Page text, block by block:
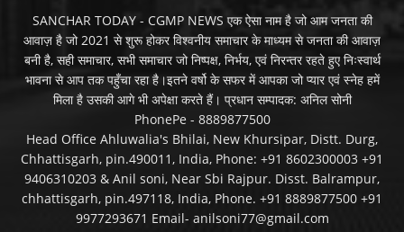
SANCHAR TODAY - CGMP NEWS एक ऐसा नाम है जो आम जनता की
आवाज़ है जो 2021 से शुरू होकर विश्वनीय समाचार के माध्यम से जनता की आवाज़
बनी है, सही समाचार, सभी समाचार जो निष्पक्ष, निर्भय, एवं निरन्तर रहते हुए निःस्वार्थ
भावना से आप तक पहुँचा रहा है।इतने वर्षो के सफर में आपका जो प्यार एवं स्नेह हमें
मिला है उसकी आगे भी अपेक्षा करते हैं। प्रधान सम्पादक: अनिल सोनी
PhonePe - 8889877500
Head Office Ahluwalia's Bhilai, New Khursipar, Distt. Durg,
Chhattisgarh, pin.490011, India, Phone: +91 8602300003 +91
9406310203 & Anil soni, Near Sbi Rajpur. Disst. Balrampur,
chhattisgarh, pin.497118, India, Phone. +91 8889877500 +91
9977293671 Email- anilsoni77@gmail.com